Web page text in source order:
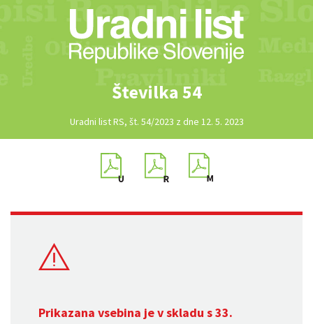
Številka 54
Uradni list RS, št. 54/2023 z dne 12. 5. 2023
Prikazana vsebina je v skladu s 33.